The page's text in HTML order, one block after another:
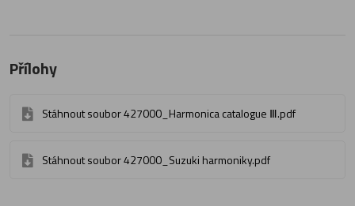
Přílohy
Stáhnout soubor 427000_Harmonica catalogue Ⅲ.pdf
Stáhnout soubor 427000_Suzuki harmoniky.pdf